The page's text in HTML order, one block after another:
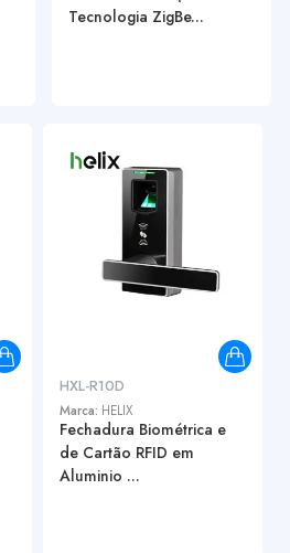
Tecnologia ZigBe...
HXL-R10D
Marca: HELIX
Fechadura Biométrica e
de Cartão RFID em
Aluminio ...